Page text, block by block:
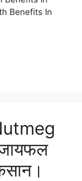
Benefits In